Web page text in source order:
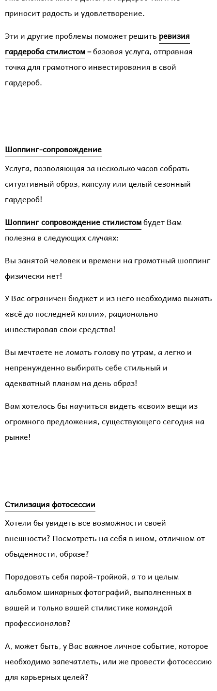
приносит радость и удовлетворение.
Эти и другие проблемы поможет решитьревизия
гардероба стилистом–базовая услуга, отправная
точка для грамотного инвестирования в свой
гардероб.
Шоппинг-сопровождение
Услуга, позволяющая за несколько часов собрать
ситуативный образ, капсулу или целый сезонный
гардероб!
Шоппинг сопровождение стилистомбудет Вам
полезна в следующих случаях:
Вы занятой человек и времени на грамотный шоппинг
физически нет!
У Вас ограничен бюджет и из него необходимо выжать
«всё до последней капли», рационально
инвестировав свои средства!
Вы мечтаете не ломать голову по утрам, а легко и
непренужденно выбирать себе стильный и
адекватный планам на день образ!
Вам хотелось бы научиться видеть «свои» вещи из
огромного предложения, существующего сегодня на
рынке!
Стилизация фотосессии
Хотели бы увидеть все возможности своей
внешности? Посмотреть на себя в ином, отличном от
обыденности, образе?
Порадовать себя парой-тройкой, а то и целым
альбомом шикарных фотографий, выполненных в
вашей и только вашей стилистике командой
профессионалов?
А, может быть, у Вас важное личное событие, которое
необходимо запечатлеть, или же провести фотосессию
для карьерных целей?